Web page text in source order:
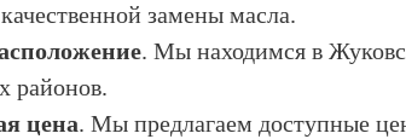
замены масла.
. Мы находимся в
районов.
цена. Мы предлагаем доступные